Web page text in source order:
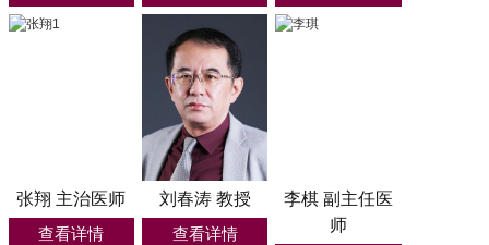
张翔 主治医师
查看详情
刘春涛 教授
查看详情
李棋 副主任医
师